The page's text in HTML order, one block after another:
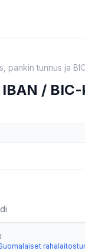
pankin tunnus ja
/ BIC-
·